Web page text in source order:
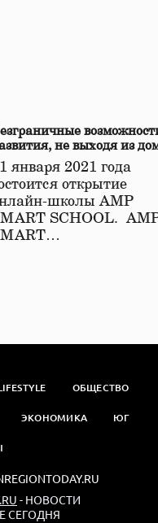
не выходя из
января 2021 года
открытие
школы АМР
SCHOOL.
ОБЩЕСТВО
ЭКОНОМИКА ЮГ
- НОВОСТИ
СЕГОДНЯ